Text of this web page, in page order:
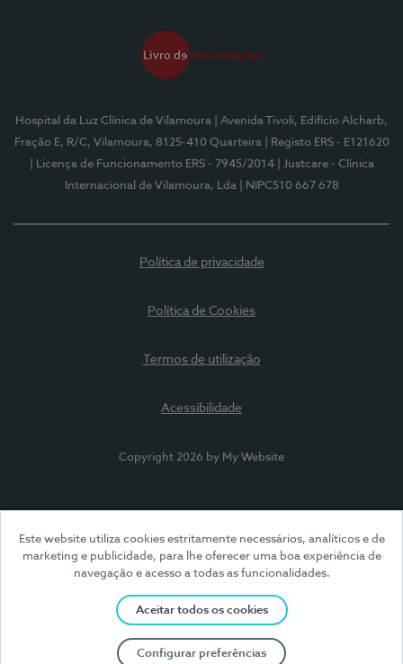
Este website utiliza cookies estritamente necessários, analíticos e de
marketing e publicidade, para lhe oferecer uma boa experiência de
navegação e acesso a todas as funcionalidades.
Aceitar todos os cookies
Configurar preferências
Hospital da Luz Clínica de Vilamoura
| Avenida Tivoli, Edifício Alcharb,
Fração E, R/C, Vilamoura, 8125-410 Quarteira
| Registo ERS - E121620
| Licença de Funcionamento ERS - 7945/2014
| Justcare - Clínica
Internacional de Vilamoura, Lda
| NIPC510 667 678
Política de privacidade
Política de Cookies
Termos de utilização
Acessibilidade
Copyright 2026 by My Website